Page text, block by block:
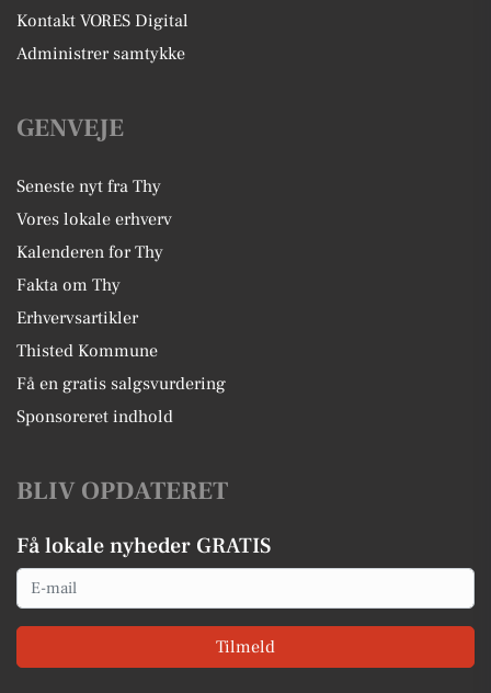
Kontakt VORES Digital
Administrer samtykke
GENVEJE
Seneste nyt fra Thy
Vores lokale erhverv
Kalenderen for Thy
Fakta om Thy
Erhvervsartikler
Thisted Kommune
Få en gratis salgsvurdering
Sponsoreret indhold
BLIV OPDATERET
Få lokale nyheder GRATIS
Email
Tilmeld